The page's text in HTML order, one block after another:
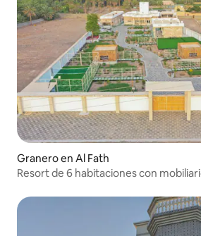
Granero en Al Fath
Resort de 6 habitaciones con